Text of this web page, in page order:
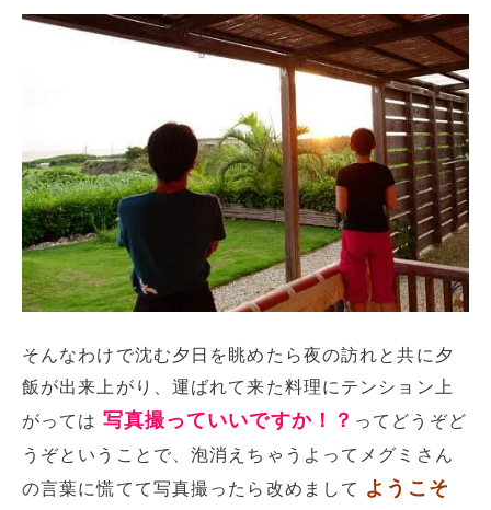
そんなわけで沈む夕日を眺めたら夜の訪れと共に夕
飯が出来上がり、運ばれて来た料理にテンション上
がっては 写真撮っていいですか！？ ってどうぞど
うぞということで、泡消えちゃうよってメグミさん
の言葉に慌てて写真撮ったら改めまして ようこそ